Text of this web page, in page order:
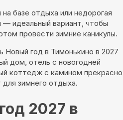
базе отдыха или недорогая
— идеальный вариант, чтобы
провести зимние каникулы.
Новый год в Тимонькино в 2027
дом, отель с новогодней
коттедж с камином прекрасно
зимнего отдыха.
2027 в